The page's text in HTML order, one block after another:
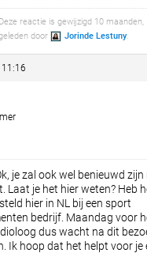
Deze reactie is gewijzigd 10 maanden,
door
Jorinde Lestuny.
je zal ook wel benieuwd
Laat je het hier weten? Heb
hier in NL bij een sport
bedrijf. Maandag voor
dus wacht na dit
Ik hoop dat het helpt voor je